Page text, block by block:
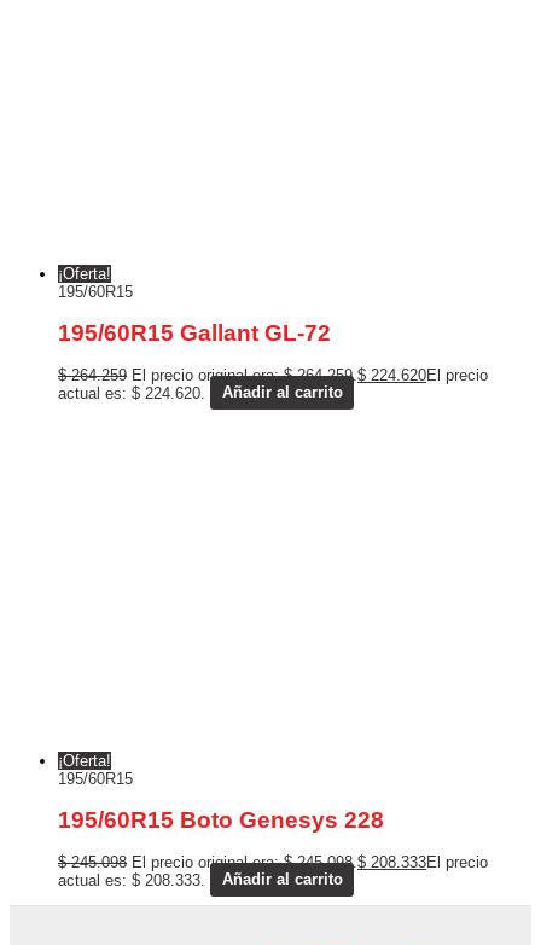
¡Oferta!
195/60R15
195/60R15 Gallant GL-72
$264.259 El precio original era: $ 264.259. $ 224.620El precio
actual es: $ 224.620.
Añadir al carrito
¡Oferta!
195/60R15
195/60R15 Boto Genesys 228
$245.098 El precio original era: $ 245.098. $ 208.333El precio
actual es: $ 208.333.
Añadir al carrito